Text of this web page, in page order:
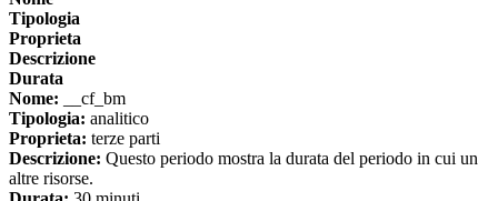
Tipologia
Proprieta
Descrizione
Durata
Nome: __cf_bm
Tipologia: analitico
Proprieta: terze parti
Descrizione: Questo periodo mostra la durata del periodo in cui
altre risorse.